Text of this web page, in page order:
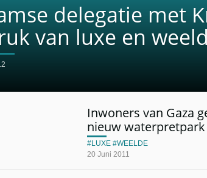
delegatie met
van luxe en
Inwoners van Gaza
nieuw waterpretpark
20 Juni 2011
LUXE WEELDE